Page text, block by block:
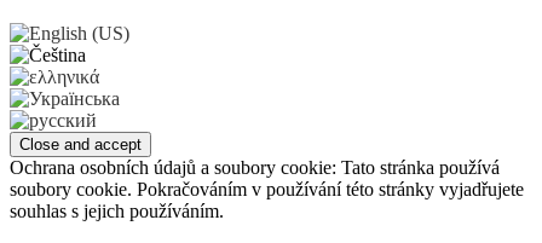
Ochrana osobních údajů a soubory cookie: Tato stránka používá
soubory cookie. Pokračováním v používání této stránky vyjadřujete
souhlas s jejich používáním.